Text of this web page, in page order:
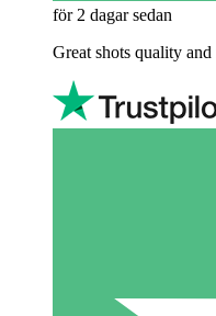
för 2 dagar sedan
Great shots quality